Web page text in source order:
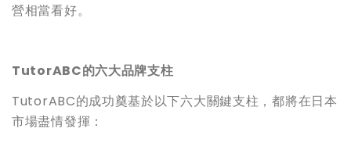
營相當看好。
TutorABC的六大品牌支柱
TutorABC的成功奠基於以下六大關鍵支柱，都將在日本
市場盡情發揮：